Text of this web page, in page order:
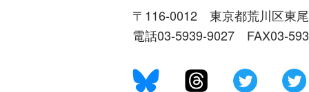
〒116-0012 東京都荒川区東
電話03-5939-9027 FAX03-